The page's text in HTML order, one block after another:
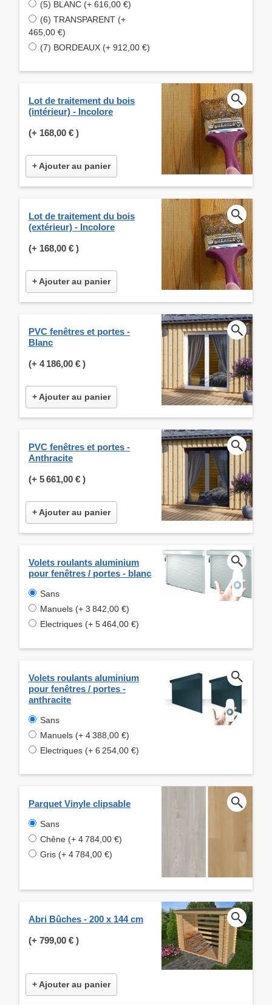
(5) BLANC (+ 616,00 €)
(6) TRANSPARENT (+
465,00 €)
(7) BORDEAUX (+ 912,00 €)
Lot de traitement du bois
(intérieur) - Incolore
(+ 168,00 € )
+ Ajouter au panier
Lot de traitement du bois
(extérieur) - Incolore
(+ 168,00 € )
+ Ajouter au panier
PVC fenêtres et portes -
Blanc
(+ 4 186,00 € )
+ Ajouter au panier
PVC fenêtres et portes -
Anthracite
(+ 5 661,00 € )
+ Ajouter au panier
Volets roulants aluminium
pour fenêtres / portes - blanc
Sans
Manuels (+ 3 842,00 €)
Electriques (+ 5 464,00 €)
Volets roulants aluminium
pour fenêtres / portes -
anthracite
Sans
Manuels (+ 4 388,00 €)
Electriques (+ 6 254,00 €)
Parquet Vinyle clipsable
Sans
Chêne (+ 4 784,00 €)
Gris (+ 4 784,00 €)
Abri Bûches - 200 x 144 cm
(+ 799,00 € )
+ Ajouter au panier